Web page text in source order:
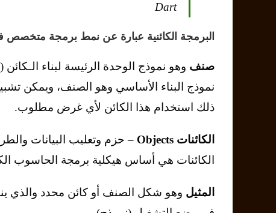
Dart
البرمجة الكائنية عبارة عن نمط برمجة متخصص
صنف
نموذج البناء الأساسي وهو الصنف، ويمكن
ذلك استخدام هذا الكائن لأي غرض مطلوب.
الكائنات Objects
– حزم وتعليب البيانات
الكائنات هي أساس هيكلية برمجة الحاسوب
المثيل وهو شكل الصنف أو كائن محدد والذي